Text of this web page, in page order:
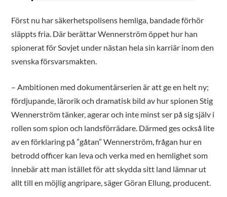
Först nu har säkerhetspolisens hemliga, bandade förhör
släppts fria. Där berättar Wennerström öppet hur han
spionerat för Sovjet under nästan hela sin karriär inom den
svenska försvarsmakten.
– Ambitionen med dokumentärserien är att ge en helt ny;
fördjupande, lärorik och dramatisk bild av hur spionen Stig
Wennerström tänker, agerar och inte minst ser på sig själv i
rollen som spion och landsförrädare. Därmed ges också lite
av en förklaring på ”gåtan” Wennerström, frågan hur en
betrodd officer kan leva och verka med en hemlighet som
innebär att man istället för att skydda sitt land lämnar ut
allt till en möjlig angripare, säger Göran Ellung, producent.